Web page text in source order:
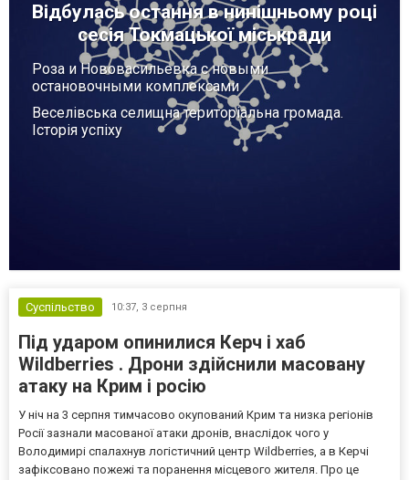
Відбулась остання в нинішньому році
сесія Токмацької міськради
Роза и Нововасильевка с новыми
остановочными комплексами
Веселівська селищна територіальна громада.
Історія успіху
Суспільство 10:37, 3 серпня
Під ударом опинилися Керч і хаб
Wildberries . Дрони здійснили масовану
атаку на Крим і росію
У ніч на 3 серпня тимчасово окупований Крим та низка регіонів
Росії зазнали масованої атаки дронів, внаслідок чого у
Володимирі спалахнув логістичний центр Wildberries, а в Керчі
зафіксовано пожежі та поранення місцевого жителя. Про це